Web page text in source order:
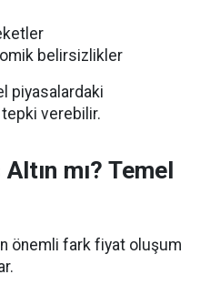
belirsizlikler
piyasalardaki
verebilir.
mı? Temel
önemli fark fiyat oluşum